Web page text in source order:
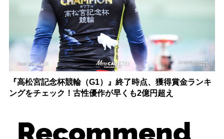
『高松宮記念杯競輪（G1）』終了時点、獲得賞金ランキ
ングをチェック！古性優作が早くも2億円超え